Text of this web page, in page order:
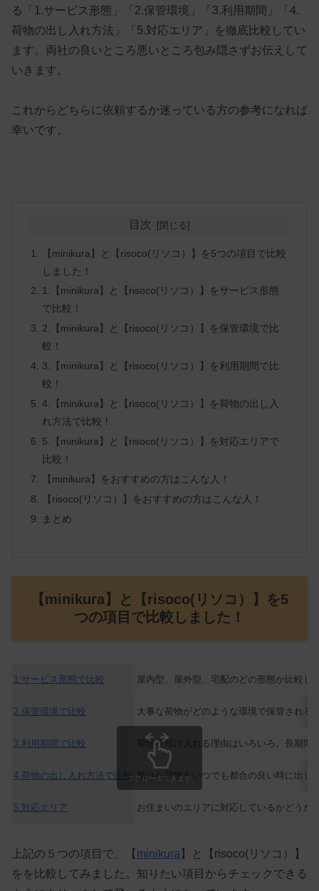
る「1.サービス形態」「2.保管環境」「3.利用期間」「4.
荷物の出し入れ方法」「5.対応エリア」を徹底比較してい
ます。両社の良いところ悪いところ包み隠さずお伝えして
いきます。
これからどちらに依頼するか迷っている方の参考になれば
幸いです。
目次
【minikura】と【risoco(リソコ）】を5つの項目で比較
しました！
1.【minikura】と【risoco(リソコ）】をサービス形態
で比較！
2.【minikura】と【risoco(リソコ）】を保管環境で比
較！
3.【minikura】と【risoco(リソコ）】を利用期間で比
較！
4.【minikura】と【risoco(リソコ）】を荷物の出し入
れ方法で比較！
5.【minikura】と【risoco(リソコ）】を対応エリアで
比較！
【minikura】をおすすめの方はこんな人！
【risoco(リソコ）】をおすすめの方はこんな人！
まとめ
【minikura】と【risoco(リソコ）】を5
つの項目で比較しました！
1.サービス形態で比較 屋内型、屋外型、宅配のどの形態か比較し
2.保管環境で比較 大事な荷物がどのような環境で保管される
3.利用期間で比較 荷物を預け入れる理由はいろいろ。長期
4.荷物の出し入れ方法で比較 預けた荷物をいつでも都合の良い時に出し
5.対応エリア お住まいのエリアに対応しているかどうか
スクロールできます
上記の５つの項目で、【 minikura 】
と【risoco(リソコ）】
を を比較してみました。知りたい項目からチェックできる